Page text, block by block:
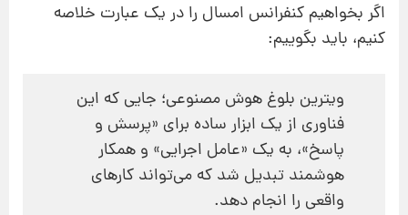
اگر بخواهیم کنفرانس امسال را در یک عبارت خلاصه
کنیم، باید بگوییم:
ویترین بلوغ هوش مصنوعی؛ جایی که این
فناوری از یک ابزار ساده برای «پرسش و
پاسخ»، به یک «عامل اجرایی» و همکار
هوشمند تبدیل شد که می‌تواند کارهای
واقعی را انجام دهد.